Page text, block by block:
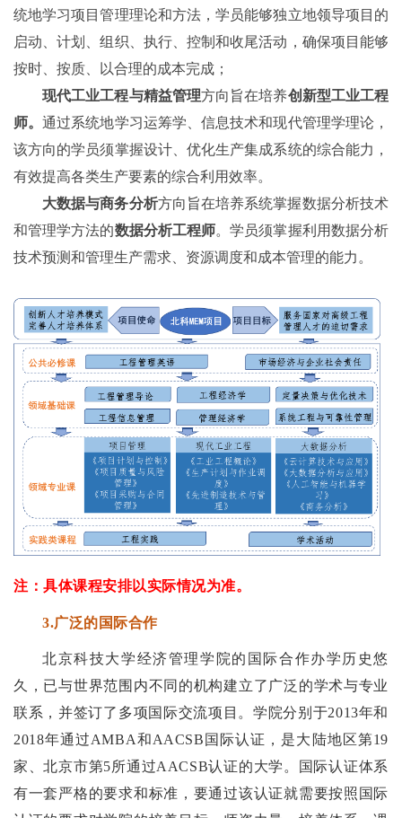
统地学习项目管理理论和方法，学员能够独立地领导项目的
启动、计划、组织、执行、控制和收尾活动，确保项目能够
按时、按质、以合理的成本完成；
现代工业工程与精益管理方向旨在培养创新型工业工程
师。通过系统地学习运筹学、信息技术和现代管理学理论，
该方向的学员须掌握设计、优化生产集成系统的综合能力，
有效提高各类生产要素的综合利用效率。
大数据与商务分析方向旨在培养系统掌握数据分析技术
和管理学方法的数据分析工程师。学员须掌握利用数据分析
技术预测和管理生产需求、资源调度和成本管理的能力。
注：具体课程安排以实际情况为准。
3.广泛的国际合作
北京科技大学经济管理学院的国际合作办学历史悠
久，已与世界范围内不同的机构建立了广泛的学术与专业
联系，并签订了多项国际交流项目。学院分别于2013年和
2018年通过AMBA和AACSB国际认证，是大陆地区第19
家、北京市第5所通过AACSB认证的大学。
国际认证体系
有一套严格的要求和标准，要通过该认证就需要按照国际